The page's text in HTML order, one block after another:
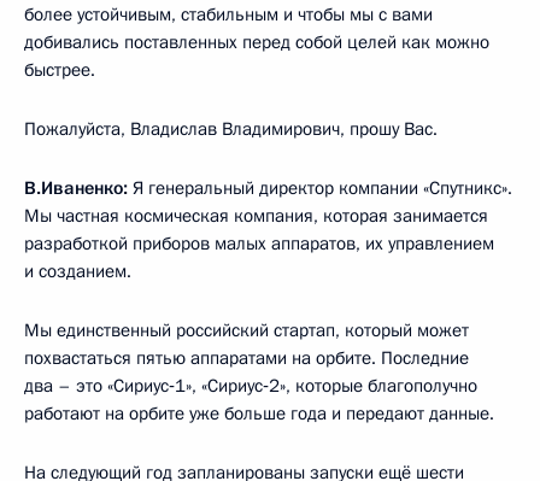
более устойчивым, стабильным и чтобы мы с вами
добивались поставленных перед собой целей как можно
быстрее.
Пожалуйста, Владислав Владимирович, прошу Вас.
В.Иваненко: Я генеральный директор компании «Спутникс».
Мы частная космическая компания, которая занимается
разработкой приборов малых аппаратов, их управлением
и созданием.
Мы единственный российский стартап, который может
похвастаться пятью аппаратами на орбите. Последние
два – это «Сириус‑1», «Сириус‑2», которые благополучно
работают на орбите уже больше года и передают данные.
На следующий год запланированы запуски ещё шести